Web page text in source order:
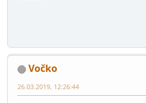
Vočko
26.03.2019, 12:26:44